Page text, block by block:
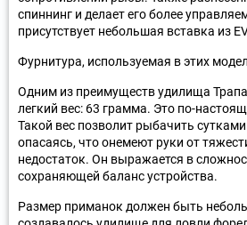
спиннинг и делает его более
присутствует небольшая вставка из
Фурнитура, используемая в этих
Одним из преимуществ удилища
легкий вес: 63 грамма. Это по-
Такой вес позволит рыбачить
опасаясь, что онемеют руки от
недостаток. Он выражается в
сохраняющей баланс устройства.
Размер приманок должен быть